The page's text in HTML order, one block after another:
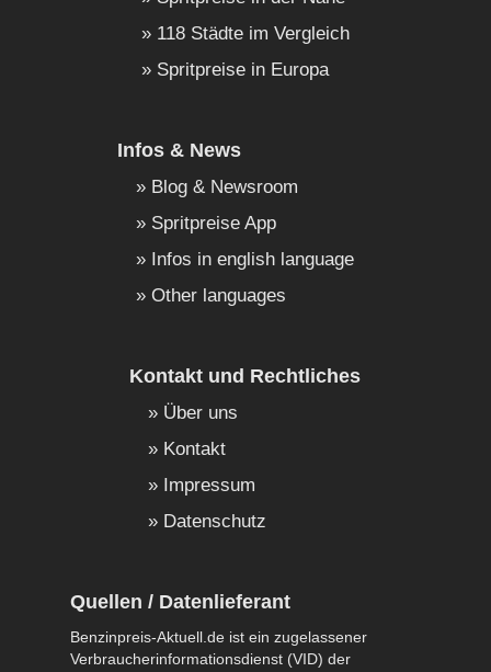
118 Städte im Vergleich
Spritpreise in Europa
Infos & News
Blog & Newsroom
Spritpreise App
Infos in english language
Other languages
Kontakt und Rechtliches
Über uns
Kontakt
Impressum
Datenschutz
Quellen / Datenlieferant
Benzinpreis-Aktuell.de ist ein zugelassener
Verbraucherinformationsdienst (VID) der